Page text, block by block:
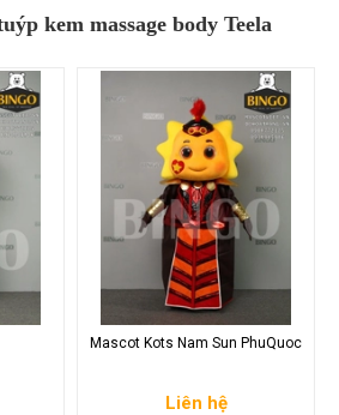
kem massage body Teela
Mascot Kots Nam Sun PhuQuoc
Liên hệ